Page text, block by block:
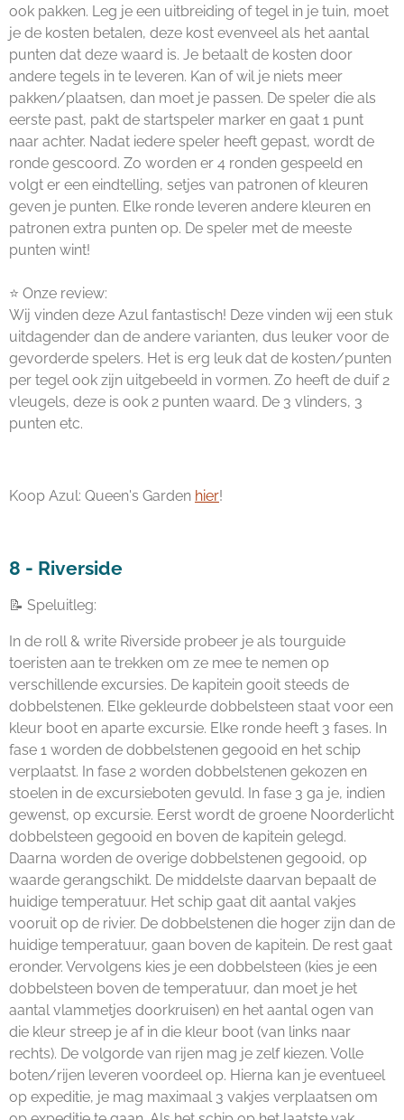
ook pakken. Leg je een uitbreiding of tegel in je tuin, moet
je de kosten betalen, deze kost evenveel als het aantal
punten dat deze waard is. Je betaalt de kosten door
andere tegels in te leveren. Kan of wil je niets meer
pakken/plaatsen, dan moet je passen. De speler die als
eerste past, pakt de startspeler marker en gaat 1 punt
naar achter. Nadat iedere speler heeft gepast, wordt de
ronde gescoord. Zo worden er 4 ronden gespeeld en
volgt er een eindtelling, setjes van patronen of kleuren
geven je punten. Elke ronde leveren andere kleuren en
patronen extra punten op. De speler met de meeste
punten wint!
⭐ Onze review:
Wij vinden deze Azul fantastisch! Deze vinden wij een stuk
uitdagender dan de andere varianten, dus leuker voor de
gevorderde spelers. Het is erg leuk dat de kosten/punten
per tegel ook zijn uitgebeeld in vormen. Zo heeft de duif 2
vleugels, deze is ook 2 punten waard. De 3 vlinders, 3
punten etc.
Koop Azul: Queen's Garden hier!
8 - Riverside
📝 Speluitleg:
In de roll & write Riverside probeer je als tourguide
toeristen aan te trekken om ze mee te nemen op
verschillende excursies. De kapitein gooit steeds de
dobbelstenen. Elke gekleurde dobbelsteen staat voor een
kleur boot en aparte excursie. Elke ronde heeft 3 fases. In
fase 1 worden de dobbelstenen gegooid en het schip
verplaatst. In fase 2 worden dobbelstenen gekozen en
stoelen in de excursieboten gevuld. In fase 3 ga je, indien
gewenst, op excursie. Eerst wordt de groene Noorderlicht
dobbelsteen gegooid en boven de kapitein gelegd.
Daarna worden de overige dobbelstenen gegooid, op
waarde gerangschikt. De middelste daarvan bepaalt de
huidige temperatuur. Het schip gaat dit aantal vakjes
vooruit op de rivier. De dobbelstenen die hoger zijn dan de
huidige temperatuur, gaan boven de kapitein. De rest gaat
eronder. Vervolgens kies je een dobbelsteen (kies je een
dobbelsteen boven de temperatuur, dan moet je het
aantal vlammetjes doorkruisen) en het aantal ogen van
die kleur streep je af in die kleur boot (van links naar
rechts). De volgorde van rijen mag je zelf kiezen. Volle
boten/rijen leveren voordeel op. Hierna kan je eventueel
op expeditie, je mag maximaal 3 vakjes verplaatsen om